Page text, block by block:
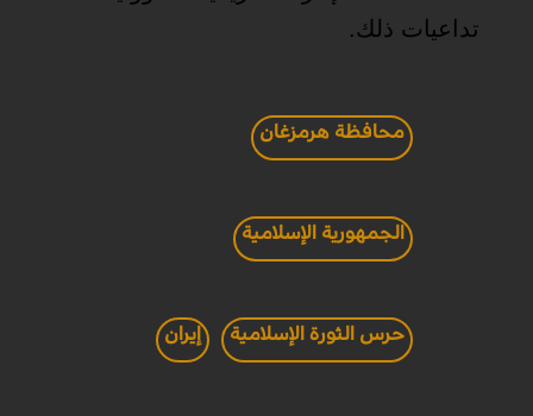
تداعيات ذلك.
محافظة هرمزغان
الجمهورية الإسلامية
حرس الثورة الإسلامية إيران